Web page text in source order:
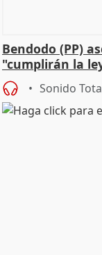
Bendodo (PP)
"cumplirán la
Sonido